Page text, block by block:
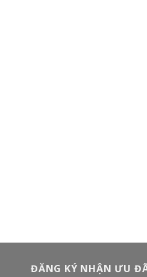
ĐĂNG KÝ NHẬN ƯU